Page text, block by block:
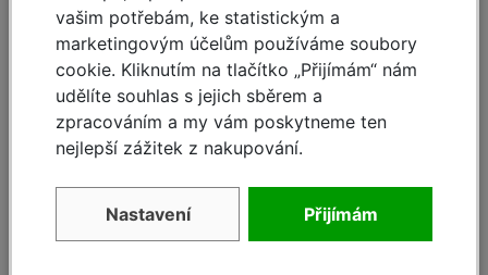
dobrý den, jak jsou prosím žebříky široké (Corda 8
př.).
Děkjui.
Reagovat »
DS. spo. s r.o.,
Dobrý den,
vnitřní rozměr u jednoduchých žebříků je 30 cm.
vašim potřebám, ke statistickým a
marketingovým účelům používáme soubory
cookie. Kliknutím na tlačítko „Přijímám“ nám
udělíte souhlas s jejich sběrem a
zpracováním a my vám poskytneme ten
nejlepší zážitek z nakupování.
Nastavení Přijímám